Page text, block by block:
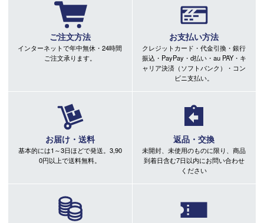
ご注文方法
インターネットで年中無休・24時間
ご注文承ります。
お支払い方法
クレジットカード・代金引換・銀行
振込・PayPay・d払い・au PAY・キ
ャリア決済（ソフトバンク）・コン
ビニ支払い。
お届け・送料
基本的には1～3日ほどで発送。3,90
0円以上で送料無料。
返品・交換
未開封、未使用のものに限り、商品
到着日含む7日以内にお問い合わせ
ください